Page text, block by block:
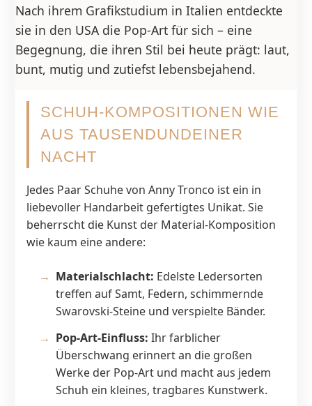
Nach ihrem Grafikstudium in Italien entdeckte
sie in den USA die Pop-Art für sich – eine
Begegnung, die ihren Stil bei heute prägt: laut,
bunt, mutig und zutiefst lebensbejahend.
SCHUH-KOMPOSITIONEN WIE
AUS TAUSENDUNDEINER
NACHT
Jedes Paar Schuhe von Anny Tronco ist ein in
liebevoller Handarbeit gefertigtes Unikat. Sie
beherrscht die Kunst der Material-Komposition
wie kaum eine andere:
Materialschlacht: Edelste Ledersorten
treffen auf Samt, Federn, schimmernde
Swarovski-Steine und verspielte Bänder.
Pop-Art-Einfluss: Ihr farblicher
Überschwang erinnert an die großen
Werke der Pop-Art und macht aus jedem
Schuh ein kleines, tragbares Kunstwerk.